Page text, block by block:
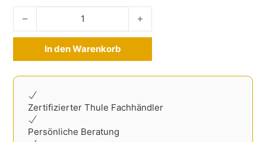
Ladekantenschutz Edelstahl VW Tiguan 2016-2024 Menge
In den Warenkorb
Zertifizierter Thule Fachhändler
Persönliche Beratung